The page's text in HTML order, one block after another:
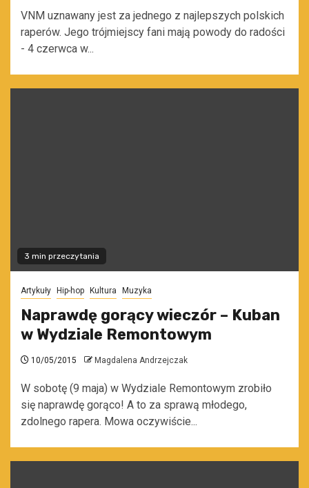
VNM uznawany jest za jednego z najlepszych polskich
raperów. Jego trójmiejscy fani mają powody do radości
- 4 czerwca w...
3 min przeczytania
Artykuły Hip-hop Kultura Muzyka
Naprawdę gorący wieczór – Kuban
w Wydziale Remontowym
10/05/2015 Magdalena Andrzejczak
W sobotę (9 maja) w Wydziale Remontowym zrobiło
się naprawdę gorąco! A to za sprawą młodego,
zdolnego rapera. Mowa oczywiście...